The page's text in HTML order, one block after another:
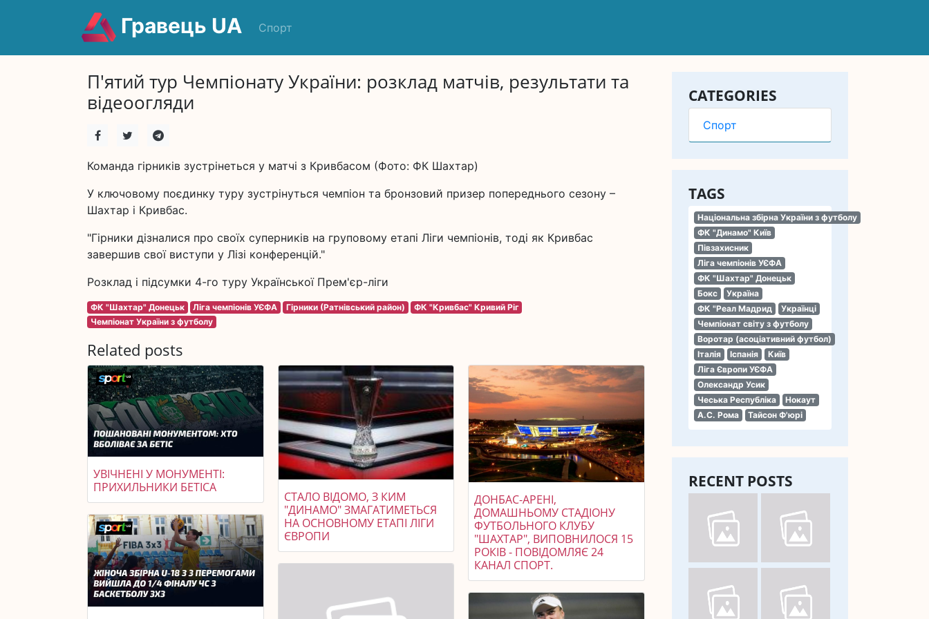
Гравець UA Спорт
CATEGORIES
Спорт
TAGS
Національна збірна України з футболу
ФК "Динамо" Київ
Півзахисник
Ліга чемпіонів УЄФА
ФК "Шахтар" Донецьк
Бокс
Україна
ФК "Реал Мадрид
Українці
Чемпіонат світу з футболу
Воротар (асоціативний футбол)
Італія
Іспанія
Київ
Ліга Європи УЄФА
Олександр Усик
Чеська Республіка
Нокаут
А.С. Рома
Тайсон Ф'юрі
RECENT POSTS
П'ятий тур Чемпіонату України: розклад матчів, результати та
відеоогляди
Команда гірників зустрінеться у матчі з Кривбасом (Фото: ФК Шахтар)
У ключовому поєдинку туру зустрінуться чемпіон та бронзовий призер попереднього сезону –
Шахтар і Кривбас.
"Гірники дізналися про своїх суперників на груповому етапі Ліги чемпіонів, тоді як Кривбас
завершив свої виступи у Лізі конференцій."
Розклад і підсумки 4-го туру Української Прем'єр-ліги
ФК "Шахтар" Донецьк Ліга чемпіонів УЄФА Гірники (Ратнівський район)
ФК "Кривбас" Кривий Ріг
Чемпіонат України з футболу
Related posts
УВІЧНЕНІ У МОНУМЕНТІ:
ПРИХИЛЬНИКИ БЕТІСА
СТАЛО ВІДОМО, З КИМ
"ДИНАМО" ЗМАГАТИМЕТЬСЯ
НА ОСНОВНОМУ ЕТАПІ ЛІГИ
ЄВРОПИ
ДОНБАС-АРЕНІ,
ДОМАШНЬОМУ СТАДІОНУ
ФУТБОЛЬНОГО КЛУБУ
"ШАХТАР", ВИПОВНИЛОСЯ 15
РОКІВ - ПОВІДОМЛЯЄ 24
КАНАЛ СПОРТ.